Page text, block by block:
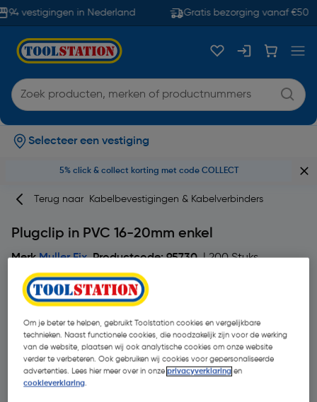
94 vestigingen in Nederland Gratis bezorging vanaf €50
Selecteer een vestiging
5% click & collect korting met code COLLECT
Terug naar Kabelbevestigingen & Kabelverbinders
Plugclip in PVC 16-20mm enkel
MerkMuller Fix Productcode: 95730 | 200 Stuks
Om je beter te helpen, gebruikt Toolstation cookies en vergelijkbare
technieken. Naast functionele cookies, die noodzakelijk zijn voor de werking
van de website, plaatsen wij ook analytische cookies om onze website
verder te verbeteren. Ook gebruiken wij cookies voor gepersonaliseerde
advertenties. Lees hier meer over in onzeprivacyverklaring en
cookieverklaring.